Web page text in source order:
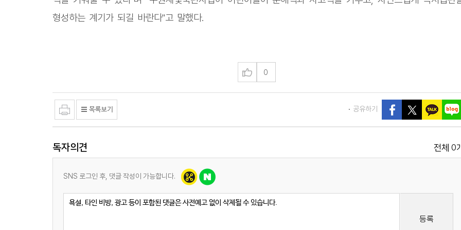
형성하는 계기가 되길 바란다"고 말했다.
0
공유하기
독자의견 전체 0
SNS 로그인 후, 댓글 작성이 가능합니다.
등록